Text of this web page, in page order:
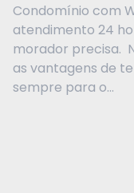
Condomínio com
atendimento 24
morador precisa.
as vantagens de
sempre para o...